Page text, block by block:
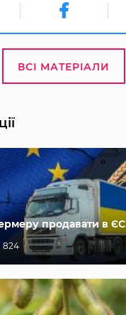
ВСІ МАТЕРІАЛИ
продавати в ЄС
824